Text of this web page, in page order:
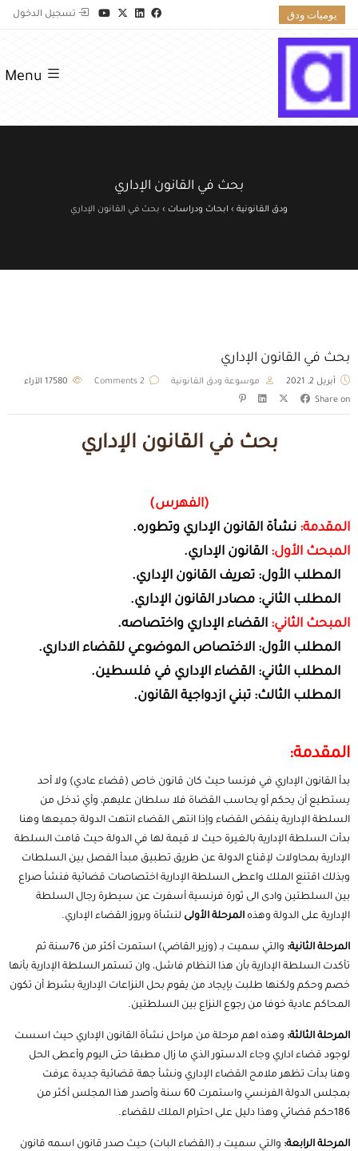
يوميات ودق تسجيل الدخول
Menu
بحث في القانون الإداري
ودق القانونية › ابحاث ودراسات › بحث في القانون الإداري
بحث في القانون الإداري
أبريل 2, 2021 موسوعة ودق القانونية 2 Comments
الآراء
Share on
بحث في القانون الإداري
(الفهرس)
المقدمة: نشأة القانون الإداري وتطوره.
المبحث الأول: القانون الإداري.
المطلب الأول: تعريف القانون الإداري.
المطلب الثاني: مصادر القانون الإداري.
المبحث الثاني: القضاء الإداري واختصاصه.
المطلب الأول: الاختصاص الموضوعي للقضاء الاداري.
المطلب الثاني: القضاء الإداري في فلسطين.
المطلب الثالث: تبني ازدواجية القانون.
المقدمة:
بدأ القانون الإداري في فرنسا حيث كان قانون خاص (قضاء عادي) ولا أحد
يستطيع أن يحكم أو يحاسب القضاة فلا سلطان عليهم، وأي تدخل من
السلطة الإدارية ينقض القضاء وإذا انتهى القضاء انتهت الدولة جميعها وهنا
بدأت السلطة الإدارية بالغيرة حيث لا قيمة لها في الدولة حيث قامت السلطة
الإدارية بمحاولات لإقناع الدولة عن طريق تطبيق مبدأ الفصل بين السلطات
وبذلك اقتنع الملك واعطى السلطة الإدارية اختصاصات قضائية فنشأ صراع
بين السلطتين وادى الى ثورة فرنسية أسفرت عن سيطرة رجال السلطة
الإدارية على الدولة وهذه المرحلة الأولى لنشأة وبروز القضاء الإداري.
المرحلة الثانية:
والتي سميت بـ (وزير القاضي) استمرت أكثر من 76سنة ثم
تأكدت السلطة الإدارية بأن هذا النظام فاشل، وان تستمر السلطة الإدارية بأنها
خصم وحكم ولكنها طلبت بإيجاد من يقوم بحل النزاعات الإدارية بشرط أن تكون
المحاكم عادية خوفا من رجوع النزاع بين السلطتين.
المرحلة الثالثة: وهذه اهم مرحلة من مراحل نشأة القانون الإداري حيث اسست
لوجود قضاء اداري وجاء الدستور الذي ما زال مطبقا حتى اليوم وأعطى الحل
وهنا بدأت تظهر ملامح القضاء الإداري ونشأ جهة قضائية جديدة عرفت
بمجلس الدولة الفرنسي واستمرت 60 سنة وأصدر هذا المجلس أكثر من
186حكم قضائي وهذا دليل على احترام الملك للقضاء.
المرحلة الرابعة: والتي سميت بـ (القضاء البات) حيث صدر قانون اسمه قانون